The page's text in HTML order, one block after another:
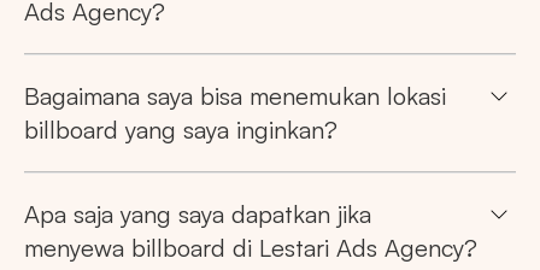
Ads Agency?
Bagaimana saya bisa menemukan lokasi
billboard yang saya inginkan?
Apa saja yang saya dapatkan jika
menyewa billboard di Lestari Ads Agency?